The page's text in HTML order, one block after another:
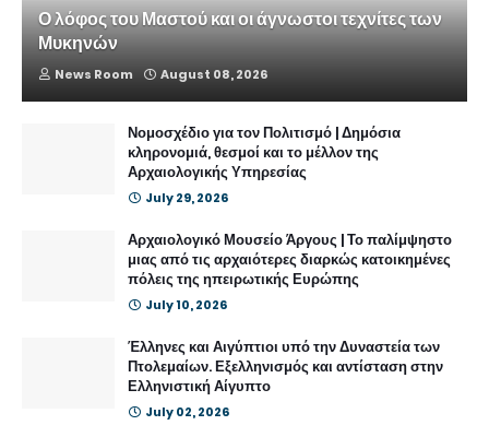
Ο λόφος του Μαστού και οι άγνωστοι τεχνίτες των
Μυκηνών
News Room August 08, 2026
Νομοσχέδιο για τον Πολιτισμό | Δημόσια
κληρονομιά, θεσμοί και το μέλλον της
Αρχαιολογικής Υπηρεσίας
July 29, 2026
Αρχαιολογικό Μουσείο Άργους | Το παλίμψηστο
μιας από τις αρχαιότερες διαρκώς κατοικημένες
πόλεις της ηπειρωτικής Ευρώπης
July 10, 2026
Έλληνες και Αιγύπτιοι υπό την Δυναστεία των
Πτολεμαίων. Εξελληνισμός και αντίσταση στην
Ελληνιστική Αίγυπτο
July 02, 2026